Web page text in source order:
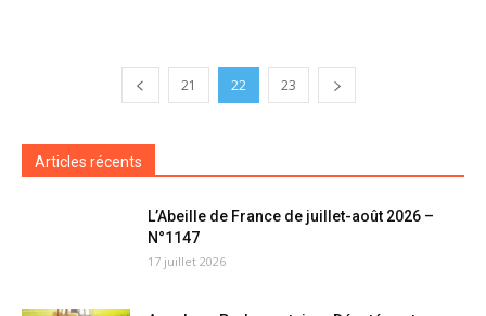
21 22 23
Articles récents
L’Abeille de France de juillet-août 2026 –
N°1147
17 juillet 2026